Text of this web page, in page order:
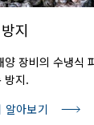
지
양 장비의 수냉식
방지.
알아보기